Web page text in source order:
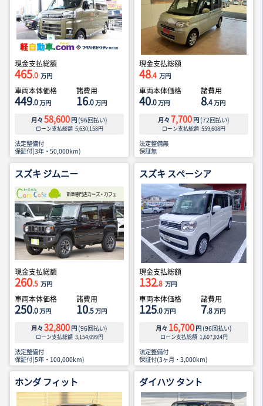
現金支払総額
465.0 万円
車両本体価格
449.0万円
諸費用
16.0万円
月々 58,600 円 (96回払い)
ローン支払総額 5,630,158円
法定整備付
保証付(3年・50,000km)
現金支払総額
48.4 万円
車両本体価格
40.0万円
諸費用
8.4万円
月々 7,700 円 (72回払い)
ローン支払総額 559,608円
法定整備無
保証無
スズキ ジムニー
現金支払総額
260.5 万円
車両本体価格
250.0万円
諸費用
10.5万円
月々 32,800 円 (96回払い)
ローン支払総額 3,154,099円
法定整備付
保証付(5年・100,000km)
スズキ スペーシア
現金支払総額
132.8 万円
車両本体価格
125.0万円
諸費用
7.8万円
月々 16,700 円 (96回払い)
ローン支払総額 1,607,924円
法定整備付
保証付(3ヶ月・3,000km)
ホンダ フィット ダイハツ タント